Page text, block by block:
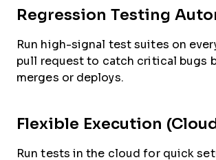
Regression Testing
Run high-signal test suites on
pull request to catch critical bugs
merges or deploys.
Flexible Execution
Run tests in the cloud for quick